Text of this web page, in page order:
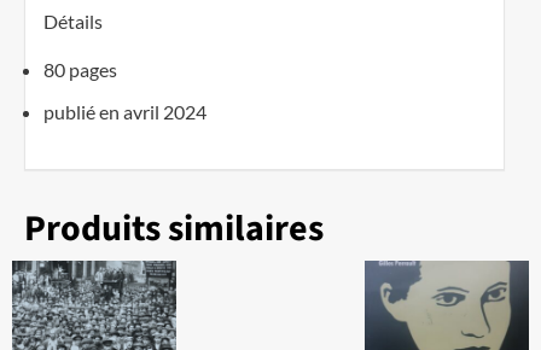
Détails
80 pages
publié en avril 2024
Produits similaires